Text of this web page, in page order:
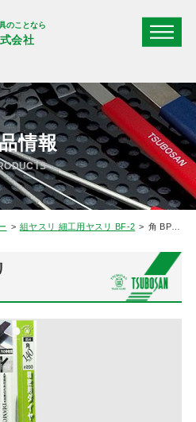
のことなら
会社
情報
組ヤスリ 細工用ヤスリ BF-2 角 BP入り【HC】